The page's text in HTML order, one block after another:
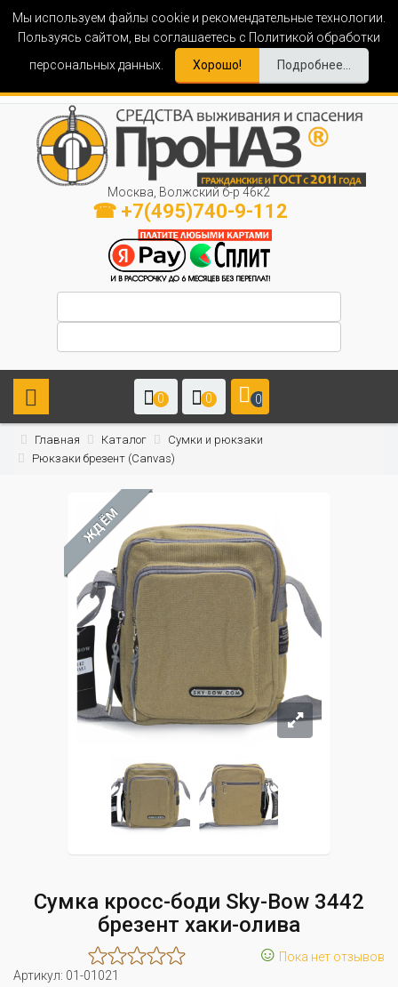
Мы используем файлы cookie и рекомендательные технологии.
Пользуясь сайтом, вы соглашаетесь с Политикой обработки
персональных данных.
Хорошо! Подробнее...
Москва, Волжский б-р 46к2
☎ +7(495)740-9-112
0 0 0
Главная Каталог
Сумки и рюкзаки
Рюкзаки брезент (Canvas)
ЖДЁМ
Сумка кросс-боди Sky-Bow 3442
брезент хаки-олива
☺ Пока нет отзывов
Артикул: 01-01021